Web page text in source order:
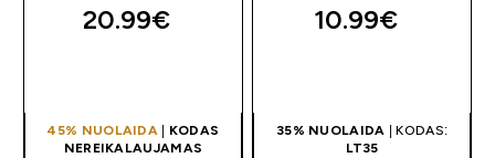
20.99€‎
45% NUOLAIDA
KODAS
NEREIKALAUJAMAS
10.99€‎
35% NUOLAIDA | KODAS:
LT35